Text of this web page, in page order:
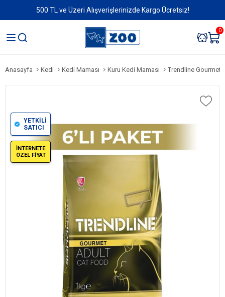
500 TL ve Üzeri Alışverişlerinizde Kargo Ücretsiz!
0
Anasayfa Kedi Kedi Maması Kuru Kedi Maması Trendline Gourmet
YETKİLİ
SATICI
İNTERNETE
ÖZEL FİYAT